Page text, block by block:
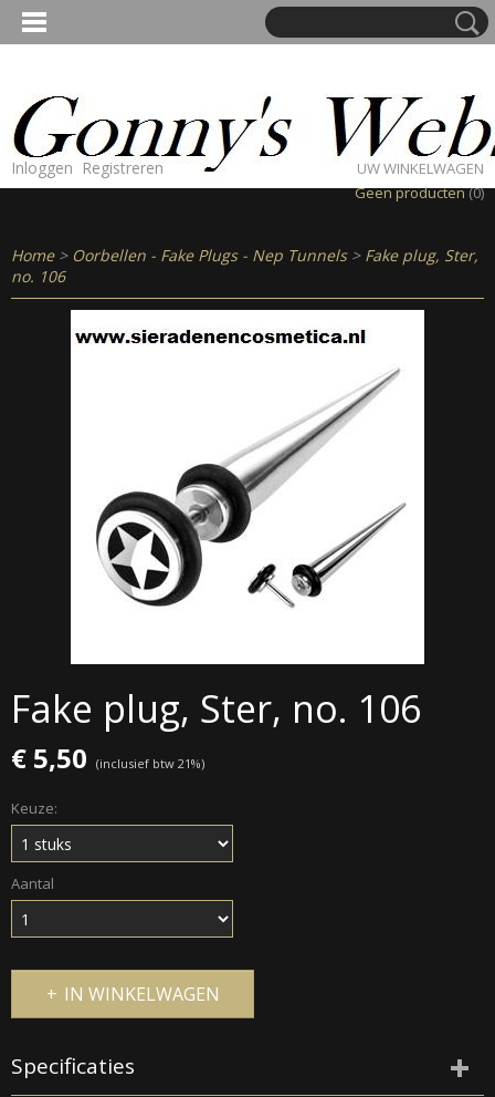
Inloggen Registreren
UW WINKELWAGEN
Geen producten(0)
Home> Oorbellen - Fake Plugs - Nep Tunnels> Fake plug, Ster,
no. 106
Fake plug, Ster, no. 106
€ 5,50 (inclusief btw 21%)
Keuze:
Aantal
IN WINKELWAGEN
Specificaties